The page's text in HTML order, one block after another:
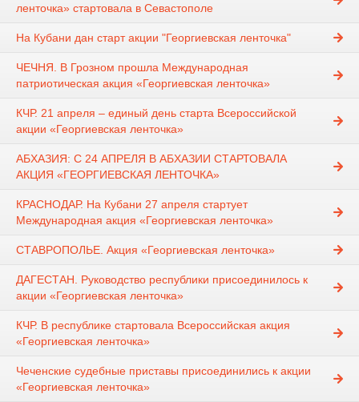
ленточка» стартовала в Севастополе
На Кубани дан старт акции "Георгиевская ленточка"
ЧЕЧНЯ. В Грозном прошла Международная
патриотическая акция «Георгиевская ленточка»
КЧР. 21 апреля – единый день старта Всероссийской
акции «Георгиевская ленточка»
АБХАЗИЯ: С 24 АПРЕЛЯ В АБХАЗИИ СТАРТОВАЛА
АКЦИЯ «ГЕОРГИЕВСКАЯ ЛЕНТОЧКА»
КРАСНОДАР. На Кубани 27 апреля стартует
Международная акция «Георгиевская ленточка»
СТАВРОПОЛЬЕ. Акция «Георгиевская ленточка»
ДАГЕСТАН. Руководство республики присоединилось к
акции «Георгиевская ленточка»
КЧР. В республике стартовала Всероссийская акция
«Георгиевская ленточка»
Чеченские судебные приставы присоединились к акции
«Георгиевская ленточка»